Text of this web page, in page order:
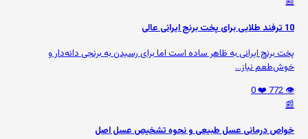
10 ترفند طلایی برای پخت برنج ایرانی عالی
پخت برنج ایرانی به ظاهر ساده است اما برای رسیدن به برنجی دانه‌دار و
خوش‌طعم نیاز...
👁️ 772
❤️ 0
📰
خواص درمانی عسل طبیعی و نحوه تشخیص عسل اصل